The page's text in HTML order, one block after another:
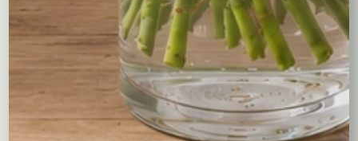
Balony
Tulipany
Kosze upominkowe
Wianki na wieczory panieńskie i nie tylko…
Wielkanoc
Wieńce i wiązanki pogrzebowe